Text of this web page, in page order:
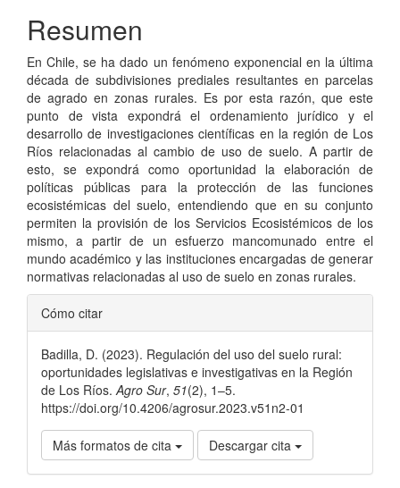
artículo
Resumen
En Chile, se ha dado un fenómeno exponencial en la última
década de subdivisiones prediales resultantes en parcelas
de agrado en zonas rurales. Es por esta razón, que este
punto de vista expondrá el ordenamiento jurídico y el
desarrollo de investigaciones científicas en la región de Los
Ríos relacionadas al cambio de uso de suelo. A partir de
esto, se expondrá como oportunidad la elaboración de
políticas públicas para la protección de las funciones
ecosistémicas del suelo, entendiendo que en su conjunto
permiten la provisión de los Servicios Ecosistémicos de los
mismo, a partir de un esfuerzo mancomunado entre el
mundo académico y las instituciones encargadas de generar
normativas relacionadas al uso de suelo en zonas rurales.
Detalles
del
artículo
Cómo citar
Badilla, D. (2023). Regulación del uso del suelo rural:
oportunidades legislativas e investigativas en la Región
de Los Ríos. Agro Sur, 51(2), 1–5.
https://doi.org/10.4206/agrosur.2023.v51n2-01
Más formatos de cita Descargar cita